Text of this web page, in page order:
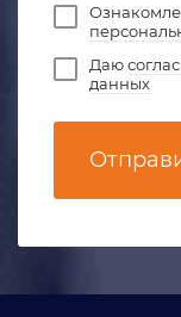
Даю
данных